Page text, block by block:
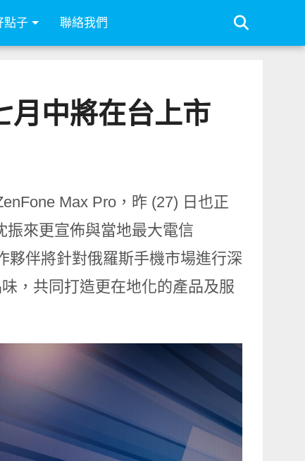
點子 聯絡我們
月中將在台上市
Max Pro，昨 (27) 日也正
振來更宣佈與當地最大電信
夥伴將針對俄羅斯手機市場進行深
，共同打造更在地化的產品及服